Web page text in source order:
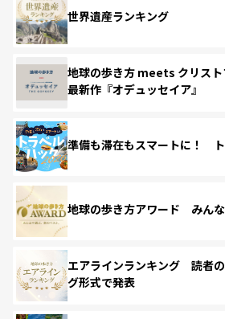
世界遺産ランキング
地球の歩き方 meets クリス
最新作『オデュッセイア』
準備も滞在もスマートに！
地球の歩き方アワード みんな
エアラインランキング 読者
グ形式で発表